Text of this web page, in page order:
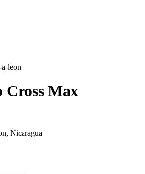
a-leon
Cross Max
, Nicaragua